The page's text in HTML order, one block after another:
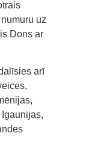
uz
Dons ar
arī